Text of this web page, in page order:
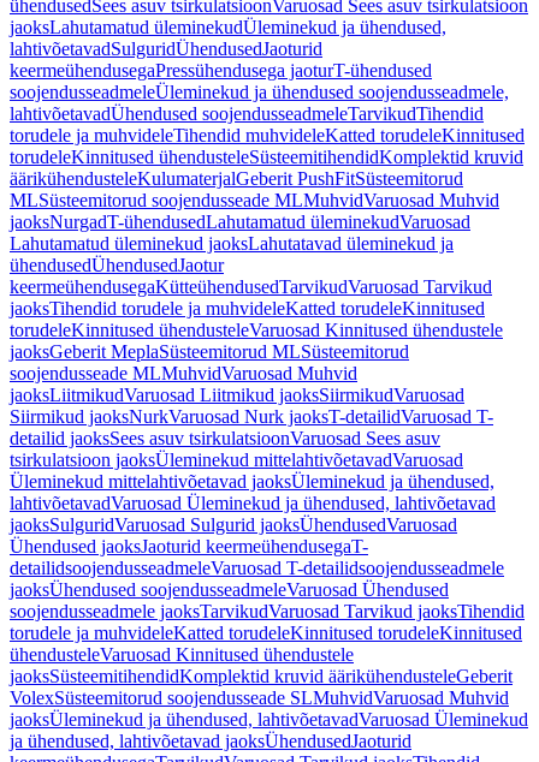
ühendusedSees asuv tsirkulatsioonVaruosad Sees asuv tsirkulatsioon
jaoksLahutamatud üleminekudÜleminekud ja ühendused,
lahtivõetavadSulguridÜhendusedJaoturid
keermeühendusegaPressühendusega jaoturT-ühendused
soojendusseadmeleÜleminekud ja ühendused soojendusseadmele,
lahtivõetavadÜhendused soojendusseadmeleTarvikudTihendid
torudele ja muhvideleTihendid muhvideleKatted torudeleKinnitused
torudeleKinnitused ühendusteleSüsteemitihendidKomplektid kruvid
äärikühendusteleKulumaterjalGeberit PushFitSüsteemitorud
MLSüsteemitorud soojendusseade MLMuhvidVaruosad Muhvid
jaoksNurgadT-ühendusedLahutamatud üleminekudVaruosad
Lahutamatud üleminekud jaoksLahutatavad üleminekud ja
ühendusedÜhendusedJaotur
keermeühendusegaKütteühendusedTarvikudVaruosad Tarvikud
jaoksTihendid torudele ja muhvideleKatted torudeleKinnitused
torudeleKinnitused ühendusteleVaruosad Kinnitused ühendustele
jaoksGeberit MeplaSüsteemitorud MLSüsteemitorud
soojendusseade MLMuhvidVaruosad Muhvid
jaoksLiitmikudVaruosad Liitmikud jaoksSiirmikudVaruosad
Siirmikud jaoksNurkVaruosad Nurk jaoksT-detailidVaruosad T-
detailid jaoksSees asuv tsirkulatsioonVaruosad Sees asuv
tsirkulatsioon jaoksÜleminekud mittelahtivõetavadVaruosad
Üleminekud mittelahtivõetavad jaoksÜleminekud ja ühendused,
lahtivõetavadVaruosad Üleminekud ja ühendused, lahtivõetavad
jaoksSulguridVaruosad Sulgurid jaoksÜhendusedVaruosad
Ühendused jaoksJaoturid keermeühendusegaT-
detailidsoojendusseadmeleVaruosad T-detailidsoojendusseadmele
jaoksÜhendused soojendusseadmeleVaruosad Ühendused
soojendusseadmele jaoksTarvikudVaruosad Tarvikud jaoksTihendid
torudele ja muhvideleKatted torudeleKinnitused torudeleKinnitused
ühendusteleVaruosad Kinnitused ühendustele
jaoksSüsteemitihendidKomplektid kruvid äärikühendusteleGeberit
VolexSüsteemitorud soojendusseade SLMuhvidVaruosad Muhvid
jaoksÜleminekud ja ühendused, lahtivõetavadVaruosad Üleminekud
ja ühendused, lahtivõetavad jaoksÜhendusedJaoturid